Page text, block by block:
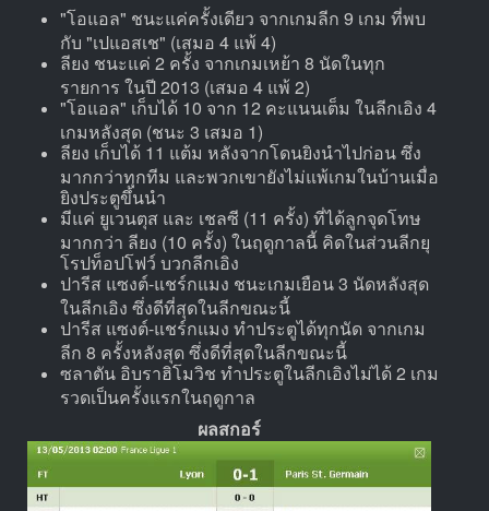
"โอแอล" ชนะแค่ครั้งเดียว จากเกมลีก 9 เกม ที่พบ
กับ "เปแอสเช" (เสมอ 4 แพ้ 4)
ลียง ชนะแค่ 2 ครั้ง จากเกมเหย้า 8 นัดในทุก
รายการ ในปี 2013 (เสมอ 4 แพ้ 2)
"โอแอล" เก็บได้ 10 จาก 12 คะแนนเต็ม ในลีกเอิง 4
เกมหลังสุด (ชนะ 3 เสมอ 1)
ลียง เก็บได้ 11 แต้ม หลังจากโดนยิงนำไปก่อน ซึ่ง
มากกว่าทุกทีม และพวกเขายังไม่แพ้เกมในบ้านเมื่อ
ยิงประตูขึ้นนำ
มีแค่ ยูเวนตุส และ เชลซี (11 ครั้ง) ที่ได้ลูกจุดโทษ
มากกว่า ลียง (10 ครั้ง) ในฤดูกาลนี้ คิดในส่วนลีกยุ
โรปท็อปโฟว์ บวกลีกเอิง
ปารีส แซงต์-แชร์กแมง ชนะเกมเยือน 3 นัดหลังสุด
ในลีกเอิง ซึ่งดีที่สุดในลีกขณะนี้
ปารีส แซงต์-แชร์กแมง ทำประตูได้ทุกนัด จากเกม
ลีก 8 ครั้งหลังสุด ซึ่งดีที่สุดในลีกขณะนี้
ซลาตัน อิบราฮิโมวิช ทำประตูในลีกเอิงไม่ได้ 2 เกม
รวดเป็นครั้งแรกในฤดูกาล
ผลสกอร์